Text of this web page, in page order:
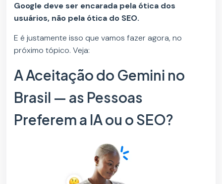
Google deve ser encarada pela ótica dos
usuários, não pela ótica do SEO.
E é justamente isso que vamos fazer agora, no
próximo tópico. Veja:
A Aceitação do Gemini no
Brasil — as Pessoas
Preferem a IA ou o SEO?